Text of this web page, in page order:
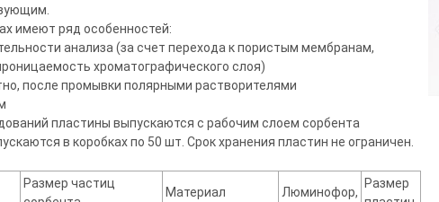
имеют ряд особенностей:
анализа (за счет перехода к пористым мембранам,
хроматографического слоя)
после промывки полярными растворителями
пластины выпускаются с рабочим слоем сорбента
в коробках по 50 шт. Срок хранения пластин не ограничен.
Размер частиц
Материал
Люминофор,
Размер